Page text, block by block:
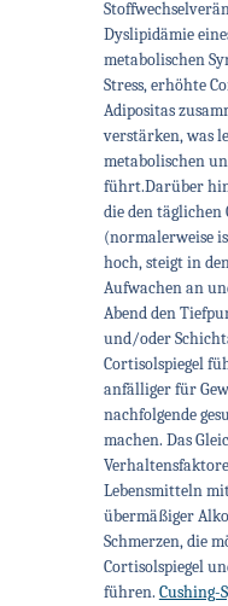
Dyslipidämie
metabolischen
Stress, erhöhte
Adipositas
verstärken, was
metabolischen
führt.Darüber
die den täglichen
(normalerweise
hoch, steigt in
Aufwachen an
Abend den
und/oder
Cortisolspiegel
anfälliger für
nachfolgende
machen. Das
Lebensmitteln
übermäßiger
Schmerzen, die
Cortisolspiegel
führen. Cushing-